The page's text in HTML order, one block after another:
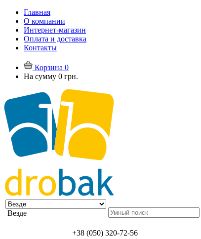
Главная
О компании
Интернет-магазин
Оплата и доставка
Контакты
Корзина 0
На сумму 0 грн.
Везде
+38 (050) 320-72-56